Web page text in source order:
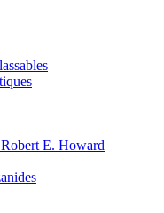
Robert E. Howard